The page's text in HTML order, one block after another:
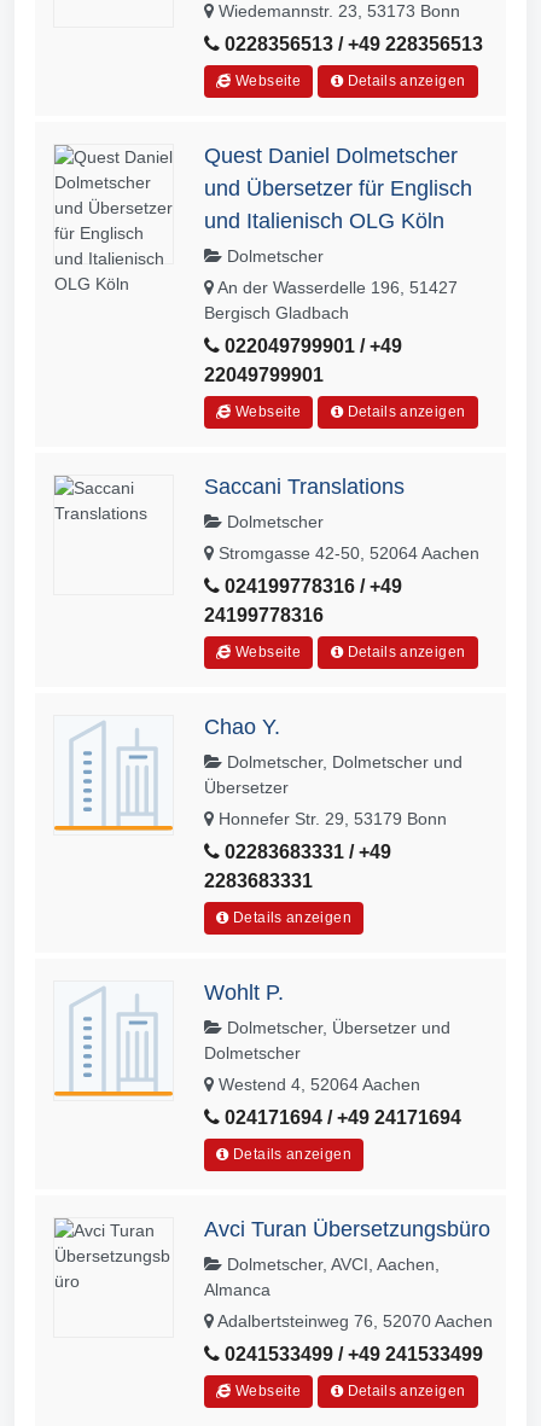
Wiedemannstr. 23, 53173 Bonn
0228356513 / +49 228356513
Webseite Details anzeigen
Quest Daniel Dolmetscher
und Übersetzer für Englisch
und Italienisch OLG Köln
Dolmetscher
An der Wasserdelle 196, 51427
Bergisch Gladbach
022049799901 / +49
22049799901
Webseite Details anzeigen
Saccani Translations
Dolmetscher
Stromgasse 42-50, 52064 Aachen
024199778316 / +49
24199778316
Webseite Details anzeigen
Chao Y.
Dolmetscher, Dolmetscher und
Übersetzer
Honnefer Str. 29, 53179 Bonn
02283683331 / +49
2283683331
Details anzeigen
Wohlt P.
Dolmetscher, Übersetzer und
Dolmetscher
Westend 4, 52064 Aachen
024171694 / +49 24171694
Details anzeigen
Avci Turan Übersetzungsbüro
Dolmetscher, AVCI, Aachen,
Almanca
Adalbertsteinweg 76, 52070 Aachen
0241533499 / +49 241533499
Webseite Details anzeigen